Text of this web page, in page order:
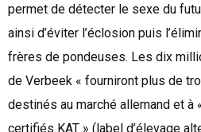
permet de détecter le sexe du
ainsi d’éviter l’éclosion puis
frères de pondeuses. Les dix
de Verbeek « fourniront plus de
destinés au marché allemand et à
certifiés KAT » (label d’élevage